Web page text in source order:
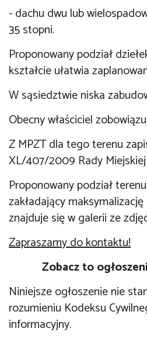
- dachu dwu lub
35 stopni.
Proponowany podział
kształcie ułatwia
W sąsiedztwie niska
Obecny właściciel
Z MPZT dla tego terenu
XL/407/2009 Rady
Proponowany podział
zakładający
znajduje się w galerii ze
Zapraszamy do kontaktu!
Zobacz to
Niniejsze ogłoszenie nie
rozumieniu Kodeksu
informacyjny.